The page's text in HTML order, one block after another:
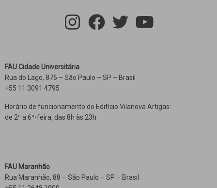
FAU Cidade Universitária
Rua do Lago, 876 – São Paulo – SP – Brasil
+55 11 3091 4795
Horário de funcionamento do Edifício Vilanova Artigas:
de 2ª a 6ª-feira, das 8h às 23h
FAU Maranhão
Rua Maranhão, 88 – São Paulo – SP – Brasil